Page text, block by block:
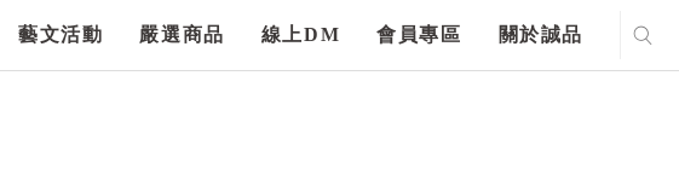
藝文活動 嚴選商品 線上DM 會員專區 關於誠品